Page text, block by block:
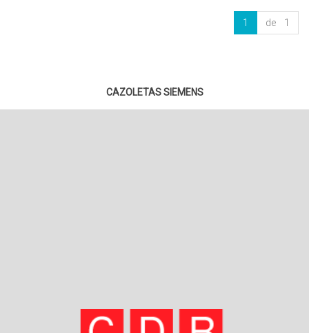
1 de 1
CAZOLETAS SIEMENS